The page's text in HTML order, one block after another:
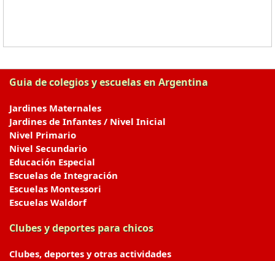
Guia de colegios y escuelas en Argentina
Jardines Maternales
Jardines de Infantes / Nivel Inicial
Nivel Primario
Nivel Secundario
Educación Especial
Escuelas de Integración
Escuelas Montessori
Escuelas Waldorf
Clubes y deportes para chicos
Clubes, deportes y otras actividades